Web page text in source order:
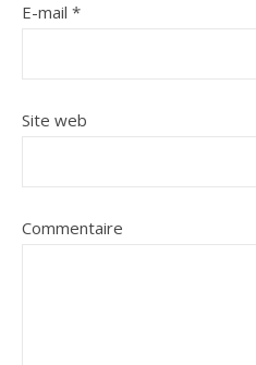
E-mail *
Site web
Commentaire